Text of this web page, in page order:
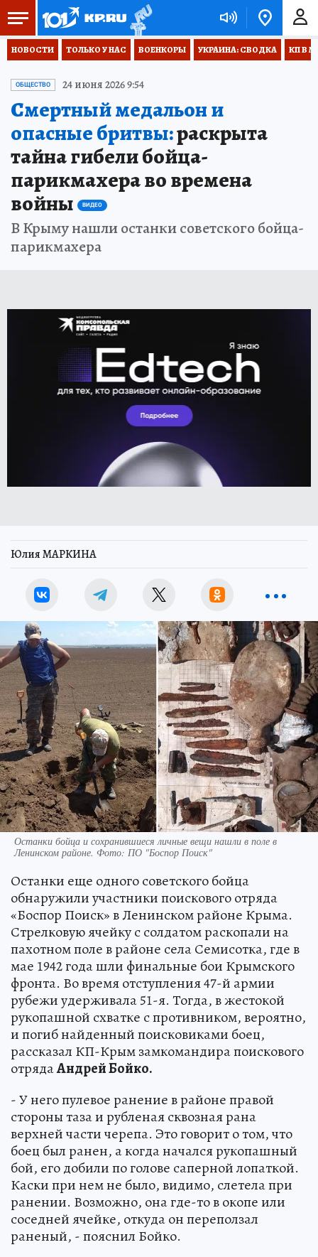
НОВОСТИ ТОЛЬКО У НАС ВОЕНКОРЫ УКРАИНА: СВОДКА КП В
ОБЩЕСТВО 24 июня 2026 9:54
Смертный медальон и
опасные бритвы:раскрыта
тайна гибели бойца-
парикмахера во времена
войны
ВИДЕО
В Крыму нашли останки советского бойца-
парикмахера
Юлия МАРКИНА
Останки бойца и сохранившиеся личные вещи нашли в поле в
Ленинском районе. Фото: ПО "Боспор Поиск"
Останки еще одного советского бойца
обнаружили участники поискового отряда
«Боспор Поиск» в Ленинском районе Крыма.
Стрелковую ячейку с солдатом раскопали на
пахотном поле в районе села Семисотка, где в
мае 1942 года шли финальные бои Крымского
фронта. Во время отступления 47-й армии
рубежи удерживала 51-я. Тогда, в жестокой
рукопашной схватке с противником, вероятно,
и погиб найденный поисковиками боец,
рассказал КП-Крым замкомандира поискового
отрядаАндрей Бойко.
- У него пулевое ранение в районе правой
стороны таза и рубленая сквозная рана
верхней части черепа. Это говорит о том, что
боец был ранен, а когда начался рукопашный
бой, его добили по голове саперной лопаткой.
Каски при нем не было, видимо, слетела при
ранении. Возможно, она где-то в окопе или
соседней ячейке, откуда он переползал
раненый, - пояснил Бойко.